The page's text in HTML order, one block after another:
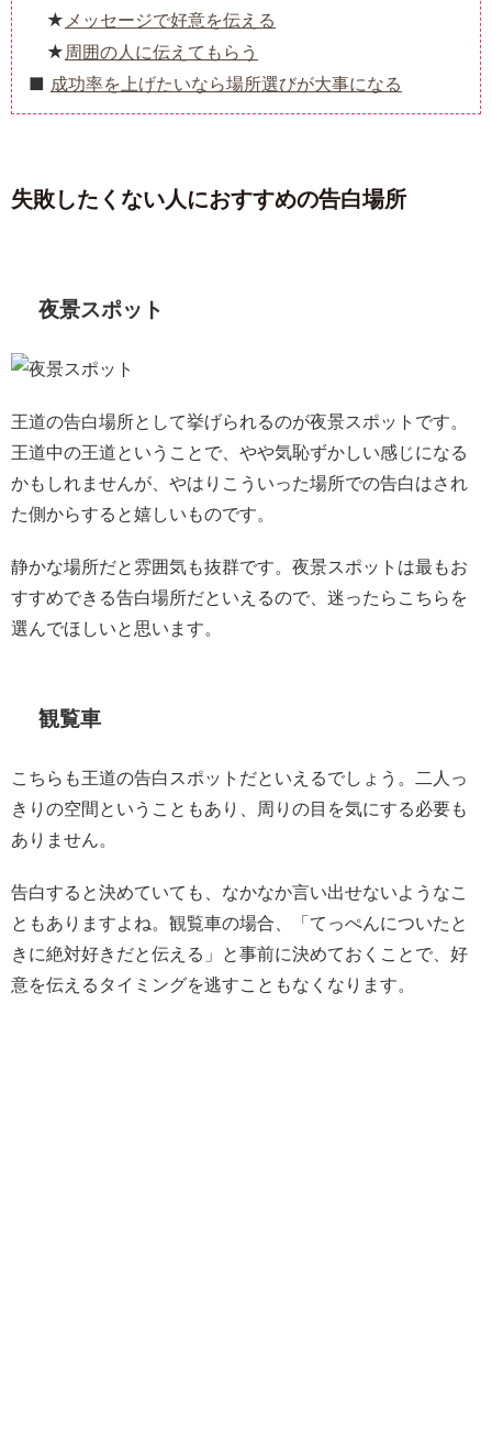
メッセージで好意を伝える
周囲の人に伝えてもらう
成功率を上げたいなら場所選びが大事になる
失敗したくない人におすすめの告白場所
夜景スポット
王道の告白場所として挙げられるのが夜景スポットです。
王道中の王道ということで、やや気恥ずかしい感じになる
かもしれませんが、やはりこういった場所での告白はされ
た側からすると嬉しいものです。
静かな場所だと雰囲気も抜群です。夜景スポットは最もお
すすめできる告白場所だといえるので、迷ったらこちらを
選んでほしいと思います。
観覧車
こちらも王道の告白スポットだといえるでしょう。二人っ
きりの空間ということもあり、周りの目を気にする必要も
ありません。
告白すると決めていても、なかなか言い出せないようなこ
ともありますよね。観覧車の場合、「てっぺんについたと
きに絶対好きだと伝える」と事前に決めておくことで、好
意を伝えるタイミングを逃すこともなくなります。